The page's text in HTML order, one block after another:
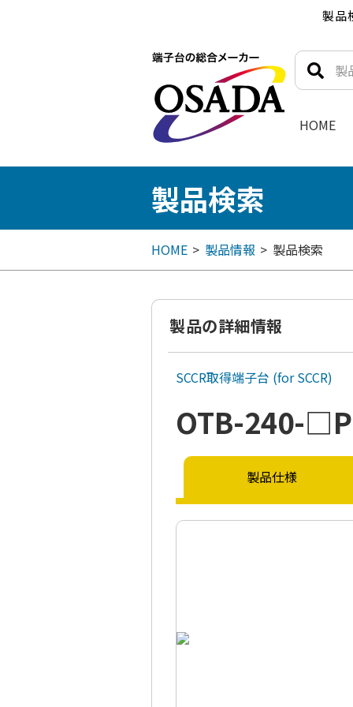
製品
HOME
製品検索
HOME 製品情報 製品検索
製品の詳細情報
SCCR取得端子台 (for SCCR)
OTB-240-
製品仕様